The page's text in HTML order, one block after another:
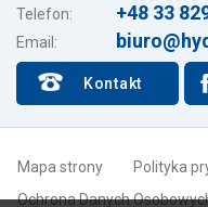
Telefon:
+48 33
Email:
Kontakt
Mapa strony Polityka
Ochrona Danych